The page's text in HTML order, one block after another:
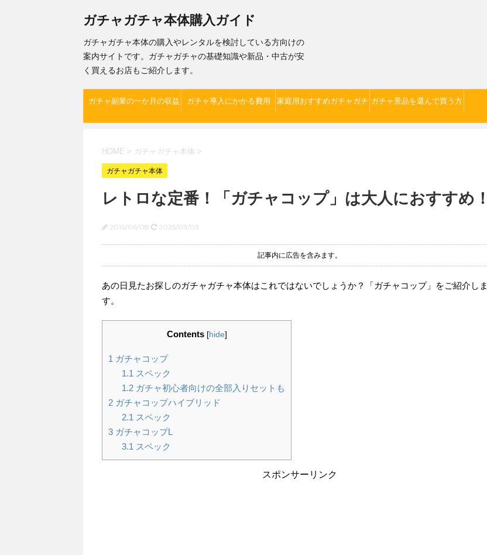
ガチャガチャ本体購入ガイド
ガチャガチャ本体の購入やレンタルを検討している方向けの
案内サイトです。ガチャガチャの基礎知識や新品・中古が安
く買えるお店もご紹介します。
ガチャ副業の一か月の収益 ガチャ導入にかかる費用 家庭用おすすめガチャガチ
ャ本体
ガチャ景品を選んで買う方
法
HOME > ガチャガチャ本体 >
ガチャガチャ本体
レトロな定番！「ガチャコップ」は大人におすすめ！
2016/06/08 2025/03/03
記事内に広告を含みます。
あの日見たお探しのガチャガチャ本体はこれではないでしょうか？「ガチャコップ」をご紹介しま
す。
Contents [hide]
1 ガチャコップ
1.1 スペック
1.2ガチャ初心者向けの全部入りセットも
2 ガチャコップハイブリッド
2.1 スペック
3 ガチャコップL
3.1 スペック
スポンサーリンク